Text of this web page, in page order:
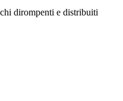
dirompenti e distribuiti